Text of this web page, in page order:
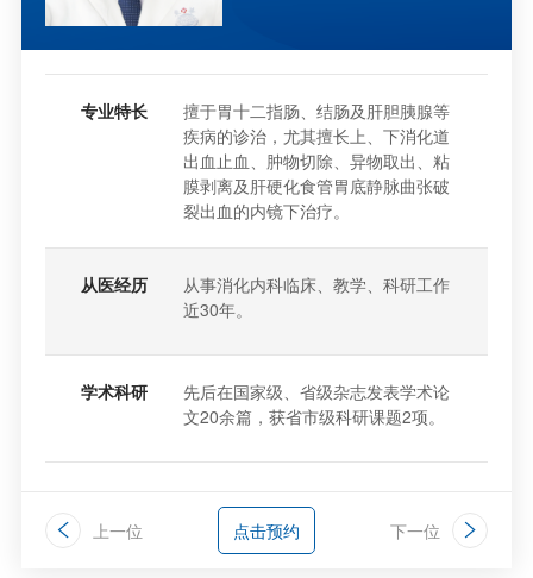
专业特长
擅于胃十二指肠、结肠及肝胆胰腺等
疾病的诊治，尤其擅长上、下消化道
出血止血、肿物切除、异物取出、粘
膜剥离及肝硬化食管胃底静脉曲张破
裂出血的内镜下治疗。
从医经历
从事消化内科临床、教学、科研工作
近30年。
学术科研
先后在国家级、省级杂志发表学术论
文20余篇，获省市级科研课题2项。
上一位 点击预约 下一位